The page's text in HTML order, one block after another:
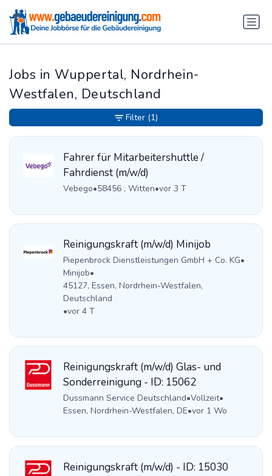
Jobs in Wuppertal, Nordrhein-
Westfalen, Deutschland
Fahrer für Mitarbeitershuttle /
Fahrdienst (m/w/d)
Vebego•58456 , Witten•vor 3 T
Reinigungskraft (m/w/d) Minijob
Piepenbrock Dienstleistungen GmbH + Co. KG•
Minijob•
45127, Essen, Nordrhein-Westfalen,
Deutschland
•vor 4 T
Reinigungskraft (m/w/d) Glas- und
Sonderreinigung - ID: 15062
Dussmann Service Deutschland•Vollzeit•
Essen, Nordrhein-Westfalen, DE•vor 1 Wo
Reinigungskraft (m/w/d) - ID: 15030
Filter (1)